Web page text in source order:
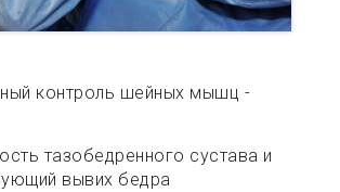
контроль шейных мышц -
тазобедренного сустава и
вывих бедра